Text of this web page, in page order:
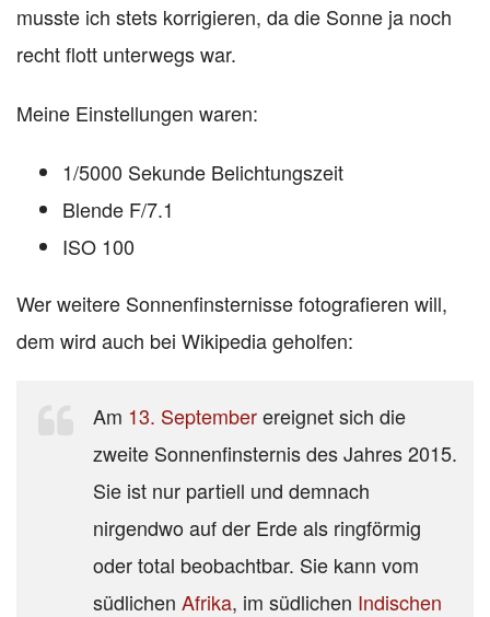
musste ich stets korrigieren, da die Sonne ja noch
recht flott unterwegs war.
Meine Einstellungen waren:
1/5000 Sekunde Belichtungszeit
Blende F/7.1
ISO 100
Wer weitere Sonnenfinsternisse fotografieren will,
dem wird auch bei Wikipedia geholfen:
Am 13. Septemberereignet sich die
zweite Sonnenfinsternis des Jahres 2015.
Sie ist nur partiell und demnach
nirgendwo auf der Erde als ringförmig
oder total beobachtbar. Sie kann vom
südlichen Afrika, im südlichen Indischen